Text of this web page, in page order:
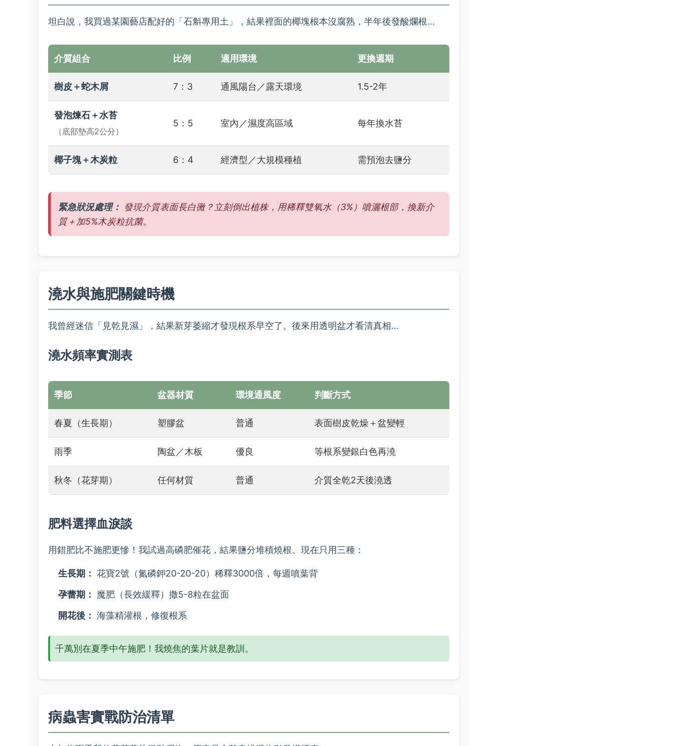
坦白說，我買過某園藝店配好的「石斛專用土」，結果裡面的椰塊根本沒腐熟，半年後發酸爛根...
介質組合 比例 適用環境 更換週期
樹皮＋蛇木屑 7：3 通風陽台／露天環境 1.5-2年
發泡煉石＋水苔
（底部墊高2公分）
5：5 室內／濕度高區域 每年換水苔
椰子塊＋木炭粒 6：4 經濟型／大規模種植 需預泡去鹽分
緊急狀況處理： 發現介質表面長白黴？立刻倒出植株，用稀釋雙氧水（3%）噴灑根部，換新介
質＋加5%木炭粒抗菌。
澆水與施肥關鍵時機
我曾經迷信「見乾見濕」，結果新芽萎縮才發現根系早空了。後來用透明盆才看清真相...
澆水頻率實測表
季節 盆器材質 環境通風度 判斷方式
春夏（生長期） 塑膠盆 普通 表面樹皮乾燥＋盆變輕
雨季 陶盆／木板 優良 等根系變銀白色再澆
秋冬（花芽期） 任何材質 普通 介質全乾2天後澆透
肥料選擇血淚談
用錯肥比不施肥更慘！我試過高磷肥催花，結果鹽分堆積燒根。現在只用三種：
生長期： 花寶2號（氮磷鉀20-20-20）稀釋3000倍，每週噴葉背
孕蕾期：
魔肥（長效緩釋）撒5-8粒在盆面
開花後： 海藻精灌根，修復根系
千萬別在夏季中午施肥！我燒焦的葉片就是教訓。
病蟲害實戰防治清單